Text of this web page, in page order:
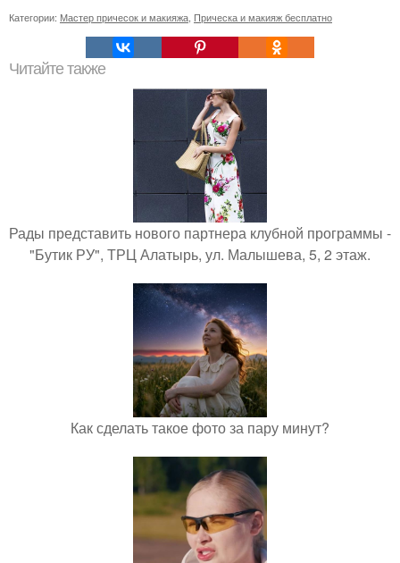
Категории: Мастер причесок и макияжа, Прическа и макияж бесплатно
Читайте также
Рады представить нового партнера клубной программы -
"Бутик РУ", ТРЦ Алатырь, ул. Малышева, 5, 2 этаж.
Как сделать такое фото за пару минут?